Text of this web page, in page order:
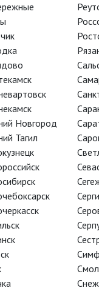
Новгород
Тагил